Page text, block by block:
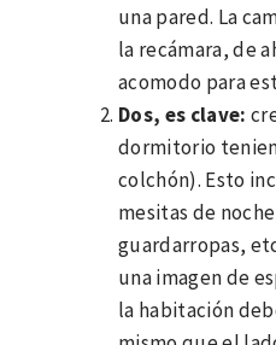
una pared. La
la recámara, de
acomodo para
Dos, es clave:
dormitorio
colchón). Esto
mesitas de
guardarropas,
una imagen de
la habitación